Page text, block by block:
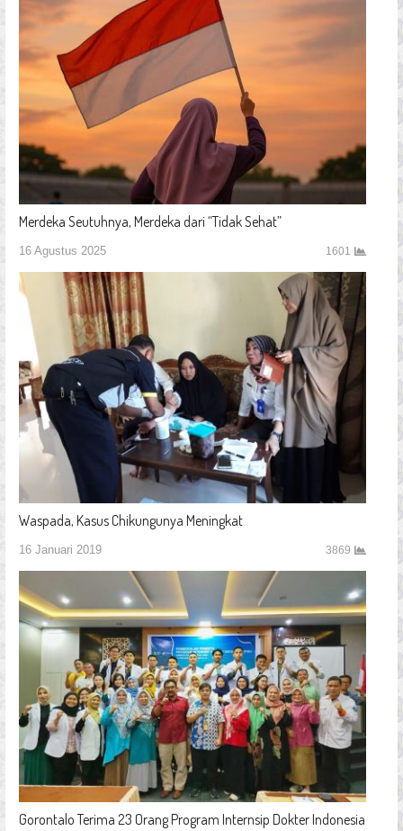
Merdeka Seutuhnya, Merdeka dari “Tidak Sehat”
16 Agustus 2025 1601
Waspada, Kasus Chikungunya Meningkat
16 Januari 2019 3869
Gorontalo Terima 23 Orang Program Internsip Dokter Indonesia